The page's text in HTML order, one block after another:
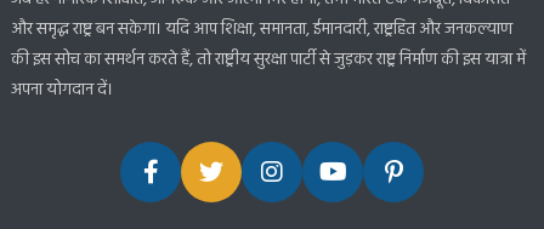
और समृद्ध राष्ट्र बन सकेगा। यदि आप शिक्षा, समानता, ईमानदारी, राष्ट्रहित और जनकल्याण
की इस सोच का समर्थन करते हैं, तो राष्ट्रीय सुरक्षा पार्टी से जुड़कर राष्ट्र निर्माण की इस यात्रा में
अपना योगदान दें।